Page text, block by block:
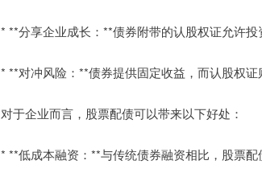
* **分享企业成长：**债券附带的认股权证允许
* **对冲风险：**债券提供固定收益，而认股权
对于企业而言，股票配债可以带来以下好处：
* **低成本融资：**与传统债券融资相比，股票配